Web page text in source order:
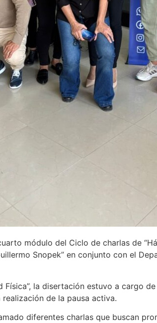
módulo del Ciclo de charlas de
Snopek” en conjunto con el
la disertación estuvo a cargo
de la pausa activa.
diferentes charlas que buscan